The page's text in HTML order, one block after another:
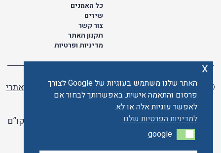
כל האמנים
שירים
צור קשר
תקנון האתר
מדיניות ופרטיות
© כל הזכויות שמורות לתו ישראלי | ליאור מזור -
בניית אתרי
וורדפרס
האתר פועל ברשיון אקו”ם
האתר שלנו משתמש בעוגיות של Google לצורך
פרסום והתאמה אישית. באפשרותך לבחור אם
לאפשר עוגיות אלה או לא.
למדיניות הפרטיות שלנו
google
google
x